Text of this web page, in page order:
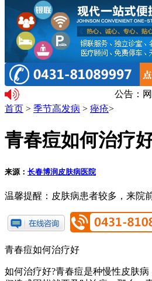
公告：
首页 > 季节高发病 > 痤疮>
青春痘如何治疗
来源： 长春博润皮肤病医院
温馨提醒： 皮肤病患者较多，来院
青春痘如何治疗好
如何治疗好?青春痘是种慢性皮肤